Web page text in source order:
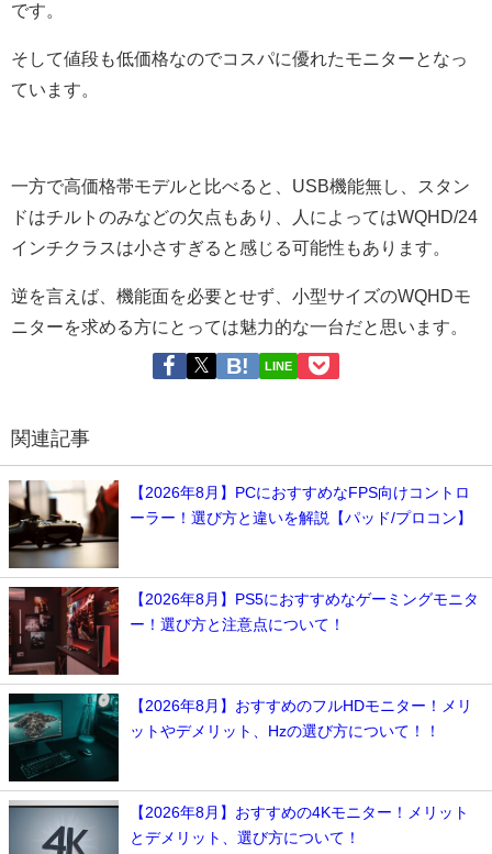
です。
そして値段も低価格なのでコスパに優れたモニターとなっ
ています。
一方で高価格帯モデルと比べると、USB機能無し、スタン
ドはチルトのみなどの欠点もあり、人によってはWQHD/24
インチクラスは小さすぎると感じる可能性もあります。
逆を言えば、機能面を必要とせず、小型サイズのWQHDモ
ニターを求める方にとっては魅力的な一台だと思います。
LINE
関連記事
【2026年8月】PCにおすすめなFPS向けコントロ
ーラー！選び方と違いを解説【パッド/プロコン】
【2026年8月】PS5におすすめなゲーミングモニタ
ー！選び方と注意点について！
【2026年8月】おすすめのフルHDモニター！メリ
ットやデメリット、Hzの選び方について！！
【2026年8月】おすすめの4Kモニター！メリット
とデメリット、選び方について！